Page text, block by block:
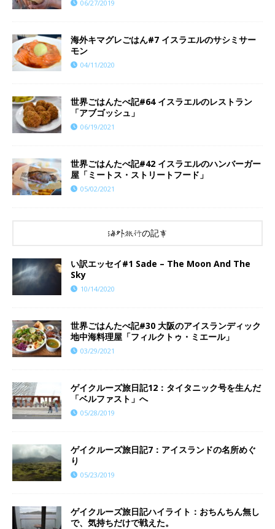
06/27/2019
海外キマグレごはん#7 イスラエルのサシミサー
モン
04/11/2020
世界ごはんたべ記#64 イスラエルのレストラン
「アブゴッシュ」
06/19/2021
世界ごはんたべ記#42 イスラエルのハンバーガー
屋「ミートス・ストリートフード」
05/02/2021
海外旅行の記事
い訳エッセイ#1 Sade – The Moon And The
Sky
10/14/2020
世界ごはんたべ記#30 大阪のアイスランディック
地中海料理屋「フィルクトゥ・ミエール」
03/29/2021
ゲイクルーズ旅日記12：タイタニック号を生んだ
「ベルファスト」へ
05/28/2019
ゲイクルーズ旅日記7：アイスランドの名所めぐ
り
05/23/2019
ゲイクルーズ旅日記ハイライト：おちんちん無し
で、気持ちだけで戦えた。